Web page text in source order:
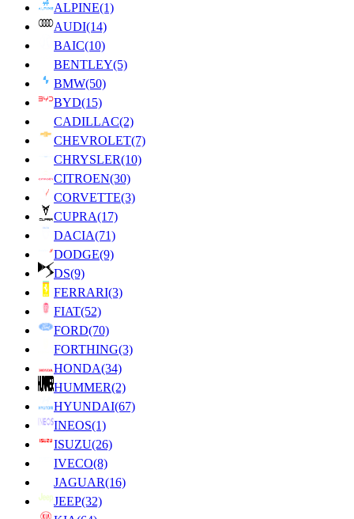
ALPINE(1)
AUDI(14)
BAIC(10)
BENTLEY(5)
BMW(50)
BYD(15)
CADILLAC(2)
CHEVROLET(7)
CHRYSLER(10)
CITROEN(30)
CORVETTE(3)
CUPRA(17)
DACIA(71)
DODGE(9)
DS(9)
FERRARI(3)
FIAT(52)
FORD(70)
FORTHING(3)
HONDA(34)
HUMMER(2)
HYUNDAI(67)
INEOS(1)
ISUZU(26)
IVECO(8)
JAGUAR(16)
JEEP(32)